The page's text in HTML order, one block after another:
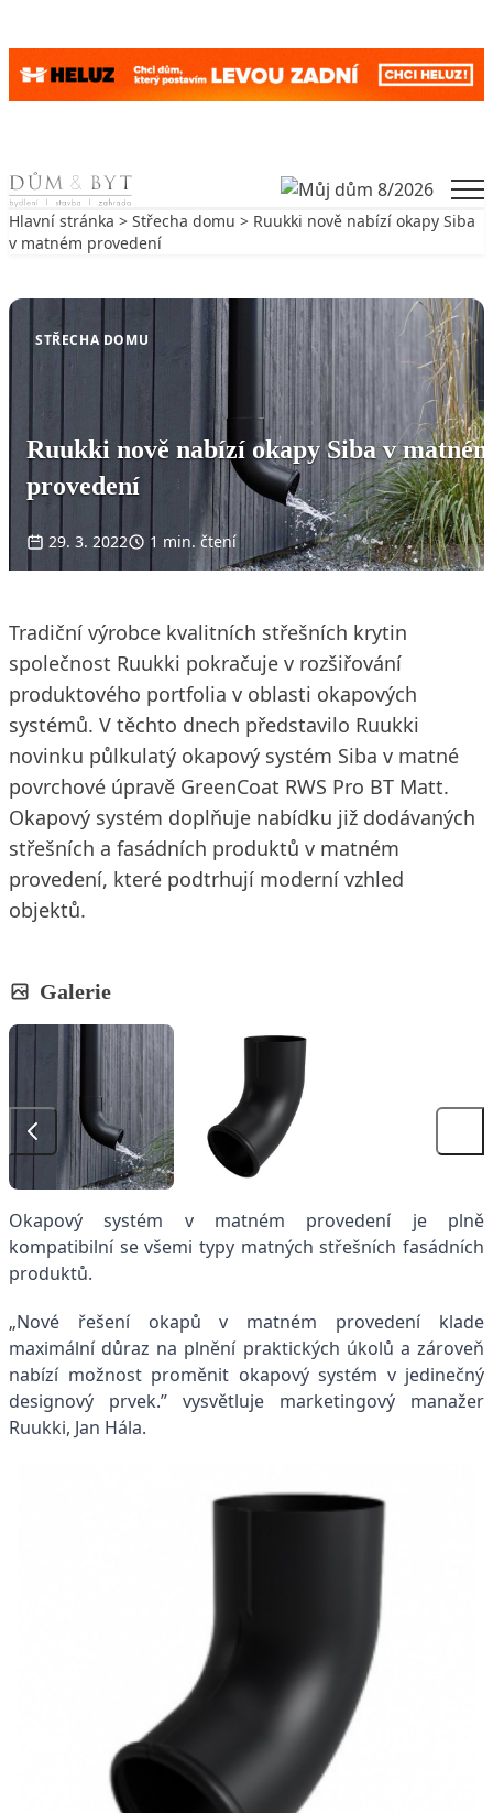
Skip to content
Hlavní stránka > Střecha domu > Ruukki nově nabízí okapy Siba
v matném provedení
STŘECHA DOMU
Ruukki nově nabízí okapy Siba v
provedení
29. 3. 2022 1 min. čtení
Tradiční výrobce kvalitních střešních krytin
společnost Ruukki pokračuje v rozšiřování
produktového portfolia v oblasti okapových
systémů. V těchto dnech představilo Ruukki
novinku půlkulatý okapový systém Siba v matné
povrchové úpravě GreenCoat RWS Pro BT Matt.
Okapový systém doplňuje nabídku již dodávaných
střešních a fasádních produktů v matném
provedení, které podtrhují moderní vzhled
objektů.
Galerie
Okapový systém v matném provedení je plně
kompatibilní se všemi typy matných střešních fasádních
produktů.
„Nové řešení okapů v matném provedení klade
maximální důraz na plnění praktických úkolů a zároveň
nabízí možnost proměnit okapový systém v jedinečný
designový prvek.” vysvětluje marketingový manažer
Ruukki, Jan Hála.